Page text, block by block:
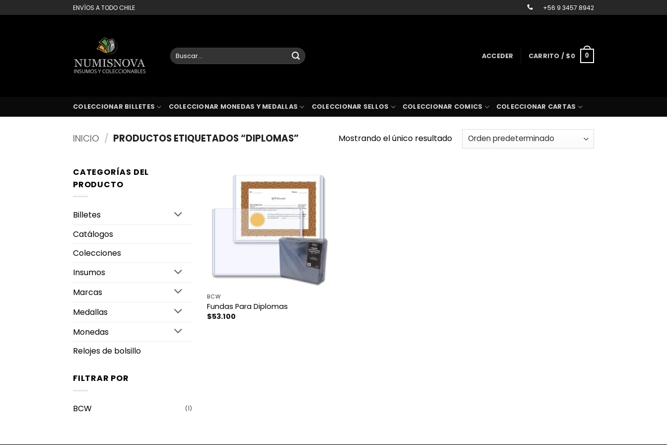
al
ENVÍOS A TODO CHILE +56 9 3457 8942
Buscar
por:
ACCEDER CARRITO / $0 0
COLECCIONAR BILLETES COLECCIONAR MONEDAS Y MEDALLAS COLECCIONAR SELLOS COLECCIONAR COMICS COLECCIONAR CARTAS
INICIO / PRODUCTOS ETIQUETADOS “DIPLOMAS” Mostrando el único resultado
CATEGORÍAS DEL
PRODUCTO
Billetes
Catálogos
Colecciones
Insumos
Marcas
Medallas
Monedas
Relojes de bolsillo
FILTRAR POR
BCW (1)
BCW
Fundas Para Diplomas
$53.100